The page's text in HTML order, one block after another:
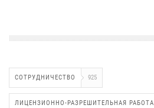
СОТРУДНИЧЕСТВО 925
ЛИЦЕНЗИОННО-РАЗРЕШИТЕЛЬНАЯ РАБОТА